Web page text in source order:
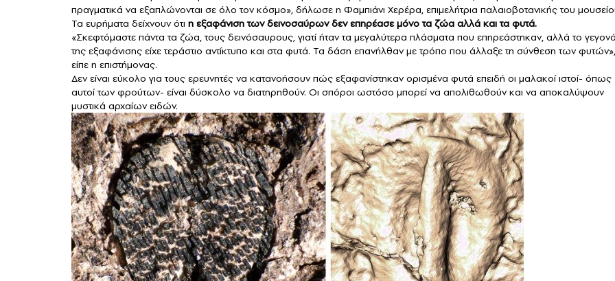
πραγματικά να εξαπλώνονται σε όλο τον κόσμο», δήλωσε η Φαμπιάνι Χερέρα, επιμελήτρια παλαιοβοτανικής του
Τα ευρήματα δείχνουν ότι η εξαφάνιση των δεινοσαύρων δεν επηρέασε μόνο τα ζώα αλλά και τα φυτά.
«Σκεφτόμαστε πάντα τα ζώα, τους δεινόσαυρους, γιατί ήταν τα μεγαλύτερα πλάσματα που επηρεάστηκαν, αλλά το
της εξαφάνισης είχε τεράστιο αντίκτυπο και στα φυτά. Τα δάση επανήλθαν με τρόπο που άλλαξε τη σύνθεση των φυτών»,
είπε η επιστήμονας.
Δεν είναι εύκολο για τους ερευνητές να κατανοήσουν πώς εξαφανίστηκαν ορισμένα φυτά επειδή οι μαλακοί ιστοί- όπως
αυτοί των φρούτων- είναι δύσκολο να διατηρηθούν. Οι σπόροι ωστόσο μπορεί να απολιθωθούν και να αποκαλύψουν
μυστικά αρχαίων ειδών.